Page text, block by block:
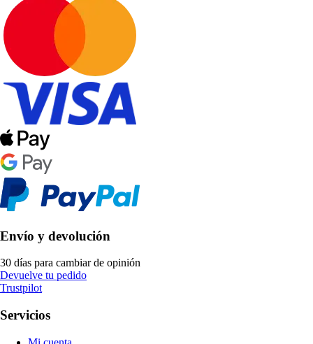
Envío y devolución
30 días para cambiar de opinión
Devuelve tu pedido
Trustpilot
Servicios